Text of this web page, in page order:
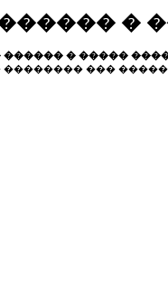
�
� �����
���